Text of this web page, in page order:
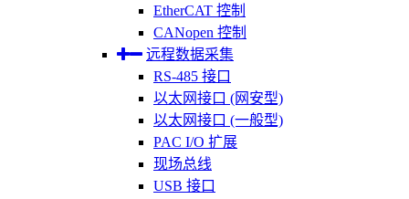
EtherCAT 控制
CANopen 控制
远程数据采集
RS-485 接口
以太网接口 (网安型)
以太网接口 (一般型)
PAC I/O 扩展
现场总线
USB 接口